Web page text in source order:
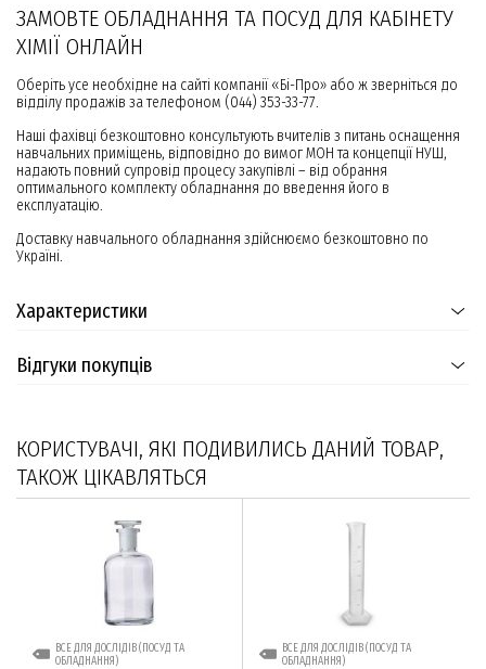
ЗАМОВТЕ ОБЛАДНАННЯ ТА ПОСУД ДЛЯ КАБІНЕТУ
ХІМІЇ ОНЛАЙН
Оберіть усе необхідне на сайті компанії «Бі-Про» або ж зверніться до
відділу продажів за телефоном (044) 353-33-77.
Наші фахівці безкоштовно консультують вчителів з питань оснащення
навчальних приміщень, відповідно до вимог МОН та концепції НУШ,
надають повний супровід процесу закупівлі – від обрання
оптимального комплекту обладнання до введення його в
експлуатацію.
Доставку навчального обладнання здійснюємо безкоштовно по
Україні.
Характеристики
Відгуки покупців
КОРИСТУВАЧІ, ЯКІ ПОДИВИЛИСЬ ДАНИЙ ТОВАР,
ТАКОЖ ЦІКАВЛЯТЬСЯ
ВСЕ ДЛЯ ДОСЛІДІВ (ПОСУД ТА
ОБЛАДНАННЯ)
ВСЕ ДЛЯ ДОСЛІДІВ (ПОСУД ТА
ОБЛАДНАННЯ)